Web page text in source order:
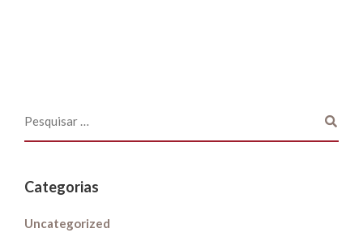
Categorias
Uncategorized